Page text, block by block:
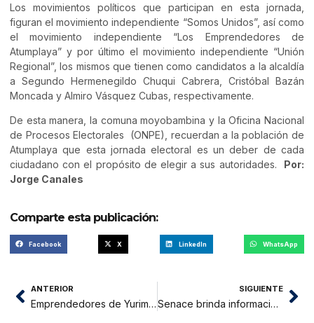
Los movimientos políticos que participan en esta jornada,
figuran el movimiento independiente “Somos Unidos”, así como
el movimiento independiente “Los Emprendedores de
Atumplaya” y por último el movimiento independiente “Unión
Regional”, los mismos que tienen como candidatos a la alcaldía
a Segundo Hermenegildo Chuqui Cabrera, Cristóbal Bazán
Moncada y Almiro Vásquez Cubas, respectivamente.
De esta manera, la comuna moyobambina y la Oficina Nacional
de Procesos Electorales (ONPE), recuerdan a la población de
Atumplaya que esta jornada electoral es un deber de cada
ciudadano con el propósito de elegir a sus autoridades. Por:
Jorge Canales
Comparte esta publicación:
Facebook X LinkedIn WhatsApp
ANTERIOR
Emprendedores de Yurimaguas participan en Expo Tocache
SIGUIENTE
Senace brinda información en certificación ambiental para aprobación de proyectos